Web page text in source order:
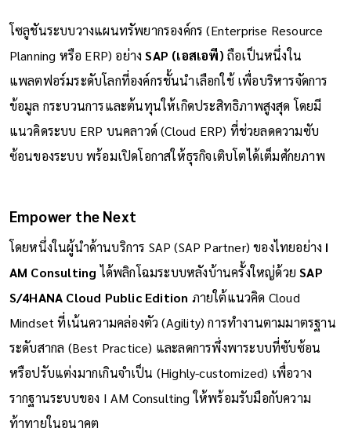
โซลูชันระบบวางแผนทรัพยากรองค์กร (Enterprise Resource
Planning หรือ ERP) อย่างSAP (เอสเอพี) ถือเป็นหนึ่งใน
แพลตฟอร์มระดับโลกที่องค์กรชั้นนำเลือกใช้ เพื่อบริหารจัดการ
ข้อมูล กระบวนการและต้นทุนให้เกิดประสิทธิภาพสูงสุด โดยมี
แนวคิดระบบ ERP บนคลาวด์ (Cloud ERP) ที่ช่วยลดความซับ
ซ้อนของระบบ พร้อมเปิดโอกาสให้ธุรกิจเติบโตได้เต็มศักยภาพ
Empower the Next
โดยหนึ่งในผู้นำด้านบริการ SAP (SAP Partner) ของไทยอย่าง I
AM Consulting ได้พลิกโฉมระบบหลังบ้านครั้งใหญ่ด้วยSAP
S/4HANA Cloud Public Edition ภายใต้แนวคิด Cloud
Mindset ที่เน้นความคล่องตัว (Agility) การทำงานตามมาตรฐาน
ระดับสากล (Best Practice) และลดการพึ่งพาระบบที่ซับซ้อน
หรือปรับแต่งมากเกินจำเป็น (Highly-customized) เพื่อวาง
รากฐานระบบของ I AM Consulting ให้พร้อมรับมือกับความ
ท้าทายในอนาคต